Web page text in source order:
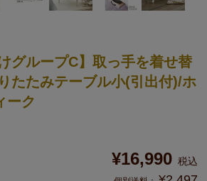
グループC】取っ手を着せ替
たたみテーブル小(引出付)/ホ
ーク
¥16,990 税込